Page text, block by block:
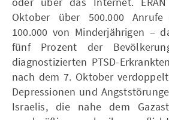
Oktober über 500.000
100.000 von Minderjährigen –
fünf Prozent der
diagnostizierten PTSD-
nach dem 7. Oktober
Depressionen und
Israelis, die nahe dem